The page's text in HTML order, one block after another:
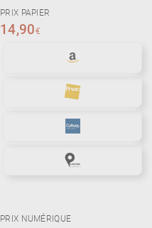
PRIX PAPIER
14,90€
PRIX NUMÉRIQUE